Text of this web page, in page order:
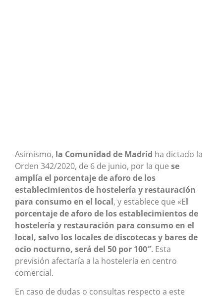
Asimismo, la Comunidad de Madrid ha dictado la
Orden 342/2020, de 6 de junio, por la que se
amplía el porcentaje de aforo de los
establecimientos de hostelería y restauración
para consumo en el local, y establece que «El
porcentaje de aforo de los establecimientos de
hostelería y restauración para consumo en el
local, salvo los locales de discotecas y bares de
ocio nocturno, será del 50 por 100″. Esta
previsión afectaría a la hostelería en centro
comercial.
En caso de dudas o consultas respecto a este